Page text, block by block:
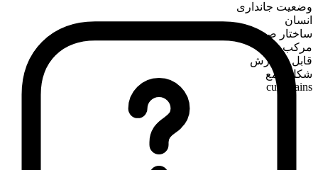
وضعیت جانداری
انسان
ساختار صرفی
مرکب
قابل شمارش
شکل جمع
cumbrains